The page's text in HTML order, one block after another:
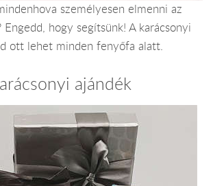
személyesen elmenni az
Engedd, hogy segítsünk! A karácsonyi
ott lehet minden fenyőfa alatt.
ajándék